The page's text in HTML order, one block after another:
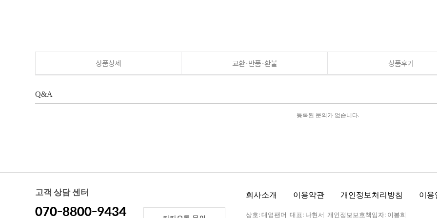
상품상세 교환·반품·환불 상품후기
Q&A
등록된 문의가 없습니다.
고객 상담 센터
070-8800-9434
회사소개 이용약관 개인정보처리방침 이용
상호: 대영팬더 대표: 나현서 개인정보보호책임자: 이봉희